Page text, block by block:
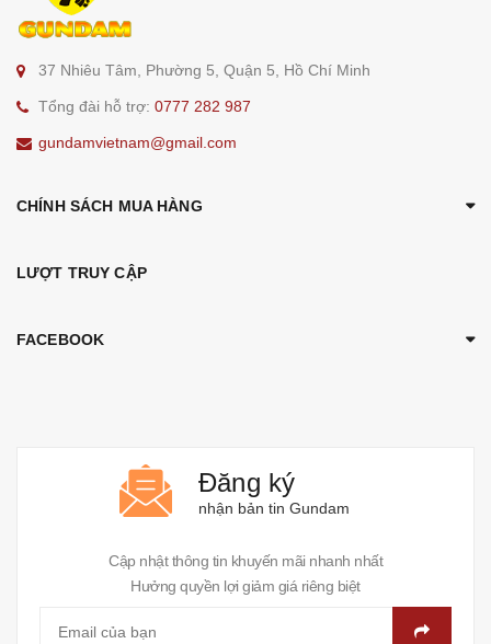
37 Nhiêu Tâm, Phường 5, Quận 5, Hồ Chí Minh
Tổng đài hỗ trợ: 0777 282 987
gundamvietnam@gmail.com
CHÍNH SÁCH MUA HÀNG
LƯỢT TRUY CẬP
FACEBOOK
Đăng ký
nhận bản tin Gundam
Cập nhật thông tin khuyến mãi nhanh nhất
Hưởng quyền lợi giảm giá riêng biệt